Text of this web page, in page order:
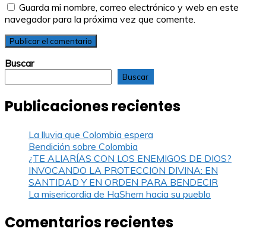
Guarda mi nombre, correo electrónico y web en este
navegador para la próxima vez que comente.
Buscar
Buscar
Publicaciones recientes
La lluvia que Colombia espera
Bendición sobre Colombia
¿TE ALIARÍAS CON LOS ENEMIGOS DE DIOS?
INVOCANDO LA PROTECCION DIVINA: EN
SANTIDAD Y EN ORDEN PARA BENDECIR
La misericordia de HaShem hacia su pueblo
Comentarios recientes